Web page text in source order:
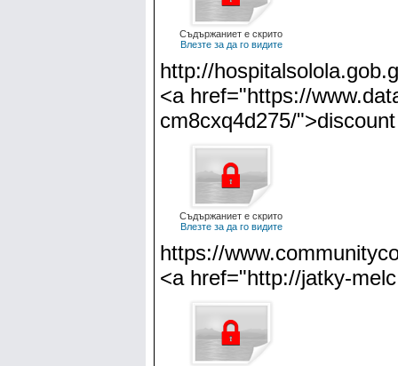
Съдържаниет е скрито
Влезте за да го видите
http://
<a href="https://
cm8cxq4d275/
Съдържаниет е скрито
Влезте за да го видите
https://
<a href="http://jatky-